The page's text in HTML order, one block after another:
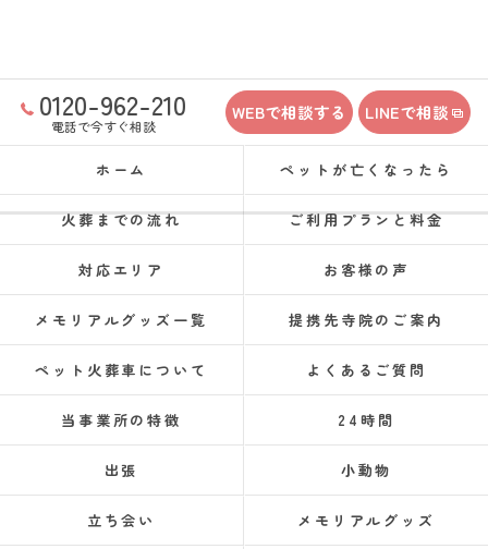
0120-962-210
電話で今すぐ相談
WEBで相談する LINEで相談
ホーム ペットが亡くなったら
火葬までの流れ ご利用プランと料金
対応エリア お客様の声
メモリアルグッズ一覧 提携先寺院のご案内
ペット火葬車について よくあるご質問
当事業所の特徴 24時間
出張 小動物
立ち会い メモリアルグッズ